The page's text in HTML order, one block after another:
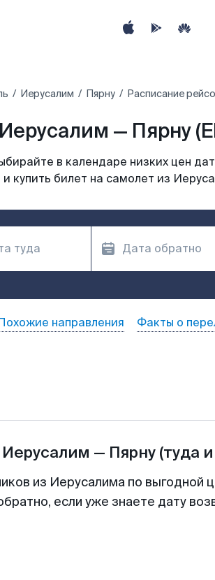
Иерусалим Пярну Расписание
— Пярну
в календаре низких цен
купить билет на самолет из
направления Факты о
Иерусалим — Пярну (туда
из Иерусалима по выгодной
если уже знаете дату